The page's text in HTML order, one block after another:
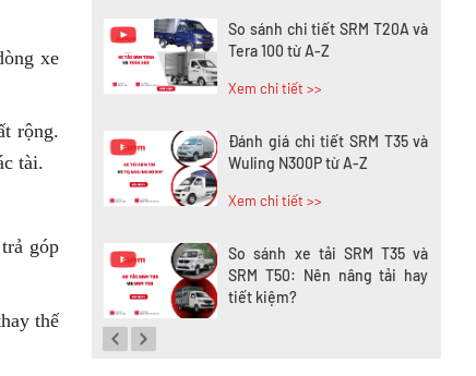
xe
rộng.
tài.
góp
thế
So sánh chi tiết SRM T20A và
Tera 100 từ A-Z
Xem chi tiết >>
Đánh giá chi tiết SRM T35 và
Wuling N300P từ A-Z
Xem chi tiết >>
So sánh xe tải SRM T35 và
SRM T50: Nên nâng tải hay
tiết kiệm?